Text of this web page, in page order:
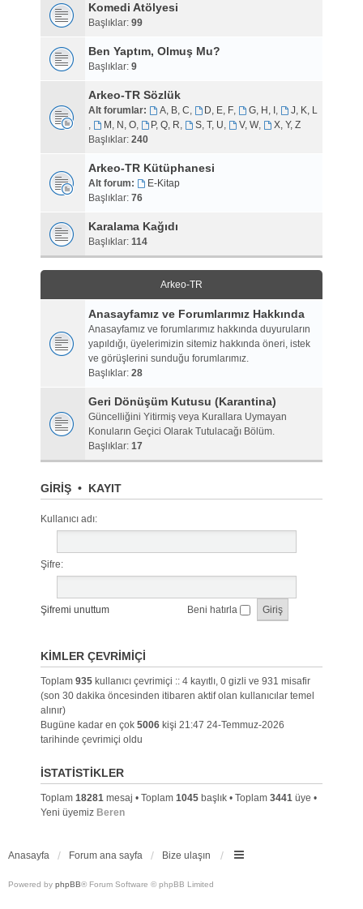
Komedi Atölyesi
Başlıklar: 99
Ben Yaptım, Olmuş Mu?
Başlıklar: 9
Arkeo-TR Sözlük
Alt forumlar: A, B, C, D, E, F, G, H, I ,
J, K, L
,
M, N, O, P, Q, R, S, T, U, V, W,
X, Y, Z
Başlıklar: 240
Arkeo-TR Kütüphanesi
Alt forum:
E-Kitap
Başlıklar: 76
Karalama Kağıdı
Başlıklar: 114
Arkeo-TR
Anasayfamız ve Forumlarımız Hakkında
Anasayfamız ve forumlarımız hakkında duyuruların
yapıldığı, üyelerimizin sitemiz hakkında öneri, istek
ve görüşlerini sunduğu forumlarımız.
Başlıklar: 28
Geri Dönüşüm Kutusu (Karantina)
Güncelliğini Yitirmiş veya Kurallara Uymayan
Konuların Geçici Olarak Tutulacağı Bölüm.
Başlıklar: 17
GIRIŞ• KAYIT
Kullanıcı adı:
Şifre:
Şifremi unuttum Beni hatırla
KIMLER ÇEVRIMIÇI
Toplam 935kullanıcı çevrimiçi :: 4 kayıtlı, 0 gizli ve 931 misafir
(son 30 dakika öncesinden itibaren aktif olan kullanıcılar temel
alınır)
Bugüne kadar en çok 5006kişi 21:47 24-Temmuz-2026
tarihinde çevrimiçi oldu
İSTATISTIKLER
Toplam 18281mesaj • Toplam 1045başlık • Toplam 3441üye •
Yeni üyemiz Beren
Anasayfa Forum ana sayfa Bize ulaşın
Powered by phpBB® Forum Software © phpBB Limited